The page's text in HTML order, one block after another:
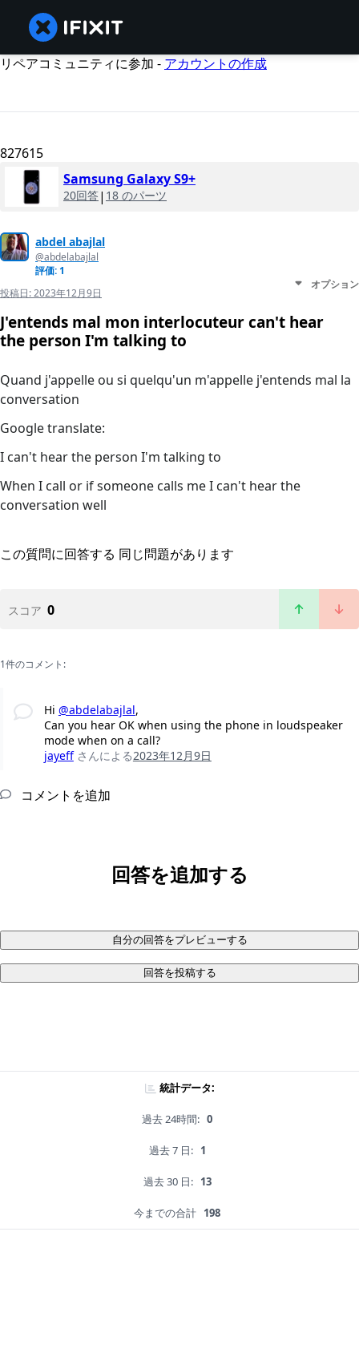
リペアコミュニティに参加 - アカウントの作成
827615
Samsung Galaxy S9+
20回答| 18 のパーツ
abdel abajlal
@abdelabajlal
評価: 1
投稿日:2023年12月9日
オプション
J'entends mal mon interlocuteur can't hear
the person I'm talking to
Quand j'appelle ou si quelqu'un m'appelle j'entends mal la
conversation
Google translate:
I can't hear the person I'm talking to
When I call or if someone calls me I can't hear the
conversation well
この質問に回答する 同じ問題があります
スコア 0
1件のコメント:
Hi @abdelabajlal,
Can you hear OK when using the phone in loudspeaker
mode when on a call?
jayeff さんによる2023年12月9日
コメントを追加
回答を追加する
自分の回答をプレビューする
回答を投稿する
統計データ:
過去 24時間: 0
過去 7 日: 1
過去 30 日: 13
今までの合計 198